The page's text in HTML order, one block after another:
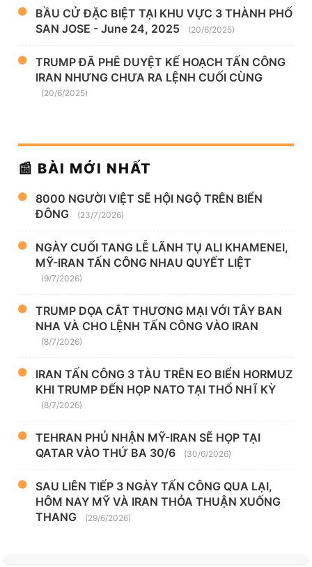
BẦU CỬ ĐẶC BIỆT TẠI KHU VỰC 3 THÀNH PHỐ
SAN JOSE - June 24, 2025
(20/6/2025)
TRUMP ĐÃ PHÊ DUYỆT KẾ HOẠCH TẤN CÔNG
IRAN NHƯNG CHƯA RA LỆNH CUỐI CÙNG
(20/6/2025)
📰 BÀI MỚI NHẤT
8000 NGƯỜI VIỆT SẼ HỘI NGỘ TRÊN BIỂN
ĐÔNG
(23/7/2026)
NGÀY CUỐI TANG LỄ LÃNH TỤ ALI KHAMENEI,
MỸ-IRAN TẤN CÔNG NHAU QUYẾT LIỆT
(9/7/2026)
TRUMP DỌA CẮT THƯƠNG MẠI VỚI TÂY BAN
NHA VÀ CHO LỆNH TẤN CÔNG VÀO IRAN
(8/7/2026)
IRAN TẤN CÔNG 3 TÀU TRÊN EO BIỂN HORMUZ
KHI TRUMP ĐẾN HỌP NATO TẠI THỔ NHĨ KỲ
(8/7/2026)
TEHRAN PHỦ NHẬN MỸ-IRAN SẼ HỌP TẠI
QATAR VÀO THỨ BA 30/6
(30/6/2026)
SAU LIÊN TIẾP 3 NGÀY TẤN CÔNG QUA LẠI,
HÔM NAY MỸ VÀ IRAN THỎA THUẬN XUỐNG
THANG
(29/6/2026)